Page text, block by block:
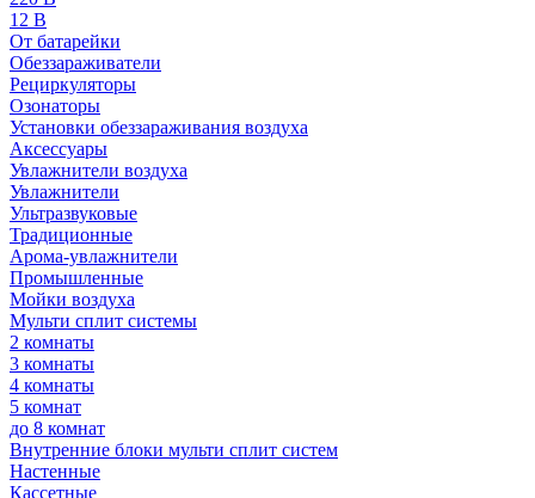
12 В
От батарейки
Обеззараживатели
Рециркуляторы
Озонаторы
Установки обеззараживания воздуха
Аксессуары
Увлажнители воздуха
Увлажнители
Ультразвуковые
Традиционные
Арома-увлажнители
Промышленные
Мойки воздуха
Мульти сплит системы
2 комнаты
3 комнаты
4 комнаты
5 комнат
до 8 комнат
Внутренние блоки мульти сплит систем
Настенные
Кассетные